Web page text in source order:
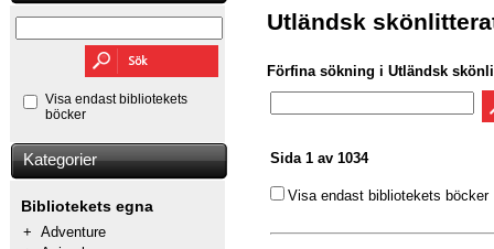
Visa endast bibliotekets
böcker
Kategorier
Bibliotekets egna
+ Adventure
Utländsk
Förfina sökning i Utländsk
Sida 1 av 1034
Visa endast bibliotekets böcker